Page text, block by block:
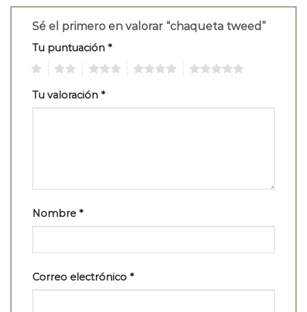
Sé el primero en valorar “chaqueta tweed”
Tu puntuación *
Tu valoración *
Nombre *
Correo electrónico *